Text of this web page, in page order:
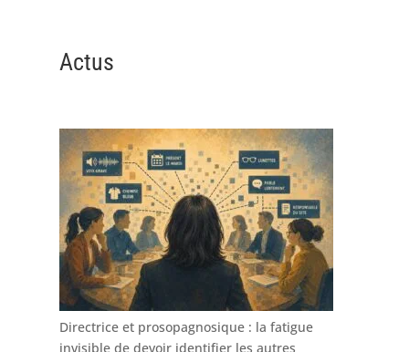
Actus
Directrice et prosopagnosique : la fatigue
invisible de devoir identifier les autres